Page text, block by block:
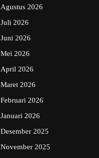
Agustus 2026
Juli 2026
Juni 2026
Mei 2026
April 2026
Maret 2026
Februari 2026
Januari 2026
Desember 2025
November 2025